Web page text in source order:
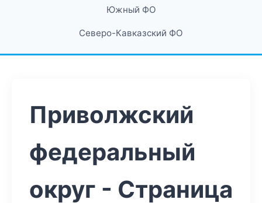
Южный ФО
Северо-Кавказский ФО
Приволжский
федеральный
округ - Страница